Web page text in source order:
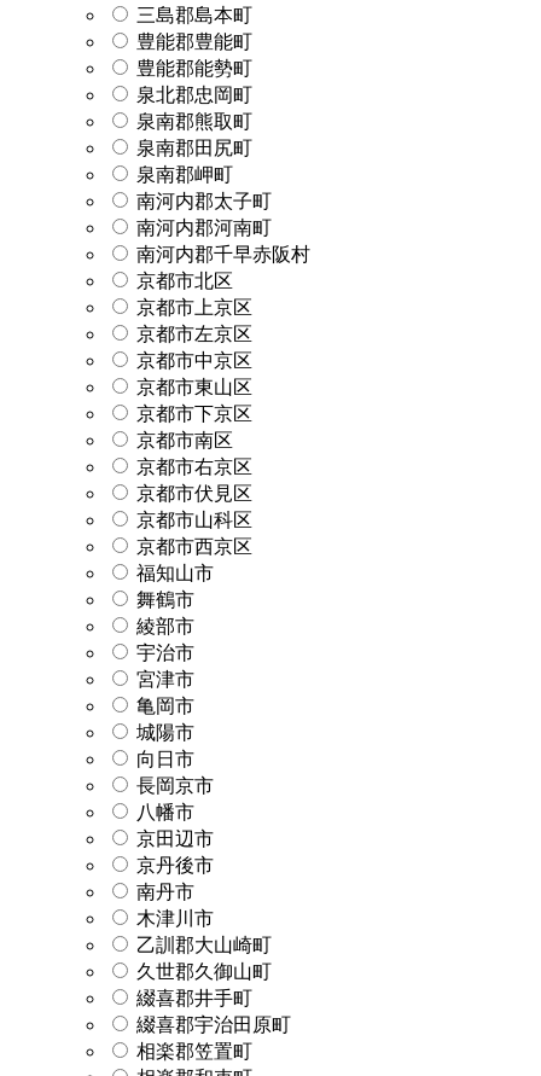
三島郡島本町
豊能郡豊能町
豊能郡能勢町
泉北郡忠岡町
泉南郡熊取町
泉南郡田尻町
泉南郡岬町
南河内郡太子町
南河内郡河南町
南河内郡千早赤阪村
京都市北区
京都市上京区
京都市左京区
京都市中京区
京都市東山区
京都市下京区
京都市南区
京都市右京区
京都市伏見区
京都市山科区
京都市西京区
福知山市
舞鶴市
綾部市
宇治市
宮津市
亀岡市
城陽市
向日市
長岡京市
八幡市
京田辺市
京丹後市
南丹市
木津川市
乙訓郡大山崎町
久世郡久御山町
綴喜郡井手町
綴喜郡宇治田原町
相楽郡笠置町